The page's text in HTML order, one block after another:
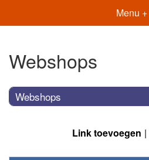
Menu +
Webshops
Webshops
Link toevoegen